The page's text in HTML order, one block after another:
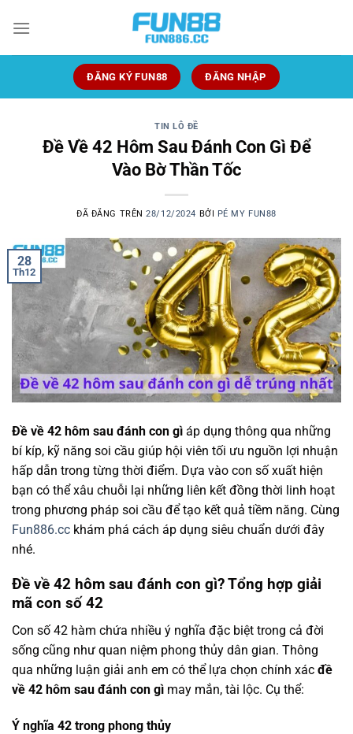
đến
ĐĂNG KÝ FUN88 ĐĂNG NHẬP
TIN LÔ ĐỀ
Đề Về 42 Hôm Sau Đánh Con Gì Để
Vào Bờ Thần Tốc
ĐÃ ĐĂNG TRÊN28/12/2024 BỞI PÉ MY FUN88
28
Th12
Đề về 42 hôm sau đánh con gì áp dụng thông qua những
bí kíp, kỹ năng soi cầu giúp hội viên tối ưu nguồn lợi nhuận
hấp dẫn trong từng thời điểm. Dựa vào con số xuất hiện
bạn có thể xâu chuỗi lại những liên kết đồng thời linh hoạt
trong phương pháp soi cầu để tạo kết quả tiềm năng. Cùng
Fun886.cc khám phá cách áp dụng siêu chuẩn dưới đây
nhé.
Đề về 42 hôm sau đánh con gì? Tổng hợp giải
mã con số 42
Con số 42 hàm chứa nhiều ý nghĩa đặc biệt trong cả đời
sống cũng như quan niệm phong thủy dân gian. Thông
qua những luận giải anh em có thể lựa chọn chính xác đề
về 42 hôm sau đánh con gì may mắn, tài lộc. Cụ thể:
Ý nghĩa 42 trong phong thủy